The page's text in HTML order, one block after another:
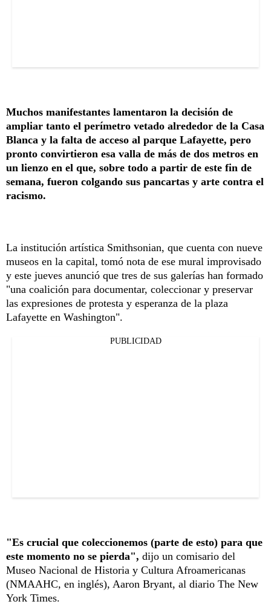
Muchos manifestantes lamentaron la decisión de
ampliar tanto el perímetro vetado alrededor de la Casa
Blanca y la falta de acceso al parque Lafayette, pero
pronto convirtieron esa valla de más de dos metros en
un lienzo en el que, sobre todo a partir de este fin de
semana, fueron colgando sus pancartas y arte contra el
racismo.
La institución artística Smithsonian, que cuenta con nueve
museos en la capital, tomó nota de ese mural improvisado
y este jueves anunció que tres de sus galerías han formado
"una coalición para documentar, coleccionar y preservar
las expresiones de protesta y esperanza de la plaza
Lafayette en Washington".
PUBLICIDAD
"Es crucial que coleccionemos (parte de esto) para que
este momento no se pierda", dijo un comisario del
Museo Nacional de Historia y Cultura Afroamericanas
(NMAAHC, en inglés), Aaron Bryant, al diario The New
York Times.